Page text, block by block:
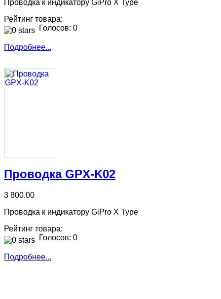
Проводка к индикатору GiPro X Type
Рейтинг товара:
Голосов: 0
Подробнее...
Проводка GPX-K02
3 800.00
Проводка к индикатору GiPro X Type
Рейтинг товара:
Голосов: 0
Подробнее...